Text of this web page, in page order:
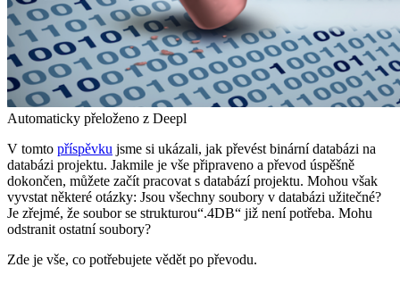
Automaticky přeloženo z Deepl
V tomto příspěvku jsme si ukázali, jak převést binární databázi na
databázi projektu. Jakmile je vše připraveno a převod úspěšně
dokončen, můžete začít pracovat s databází projektu. Mohou však
vyvstat některé otázky: Jsou všechny soubory v databázi užitečné?
Je zřejmé, že soubor se strukturou“.4DB“ již není potřeba. Mohu
odstranit ostatní soubory?
Zde je vše, co potřebujete vědět po převodu.